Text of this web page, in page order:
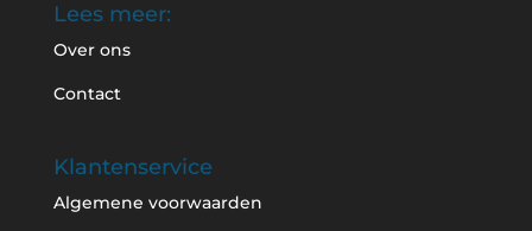
Lees meer:
Over ons
Contact
Klantenservice
Algemene voorwaarden